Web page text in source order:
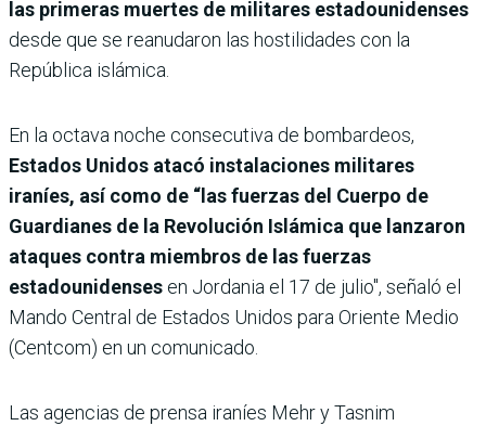
las primeras muertes de militares estadounidenses
desde que se reanudaron las hostilidades con la
República islámica.
En la octava noche consecutiva de bombardeos,
Estados Unidos atacó instalaciones militares
iraníes, así como de “las fuerzas del Cuerpo de
Guardianes de la Revolución Islámica que lanzaron
ataques contra miembros de las fuerzas
estadounidenses en Jordania el 17 de julio", señaló el
Mando Central de Estados Unidos para Oriente Medio
(Centcom) en un comunicado.
Las agencias de prensa iraníes Mehr y Tasnim